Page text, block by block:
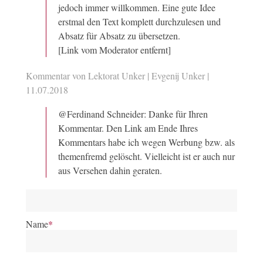
jedoch immer willkommen. Eine gute Idee
erstmal den Text komplett durchzulesen und
Absatz für Absatz zu übersetzen.
[Link vom Moderator entfernt]
Kommentar von Lektorat Unker | Evgenij Unker |
11.07.2018
@Ferdinand Schneider: Danke für Ihren
Kommentar. Den Link am Ende Ihres
Kommentars habe ich wegen Werbung bzw. als
themenfremd gelöscht. Vielleicht ist er auch nur
aus Versehen dahin geraten.
Name*